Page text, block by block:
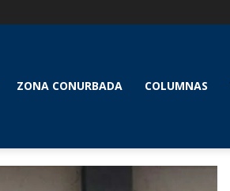
ZONA CONURBADA COLUMNAS